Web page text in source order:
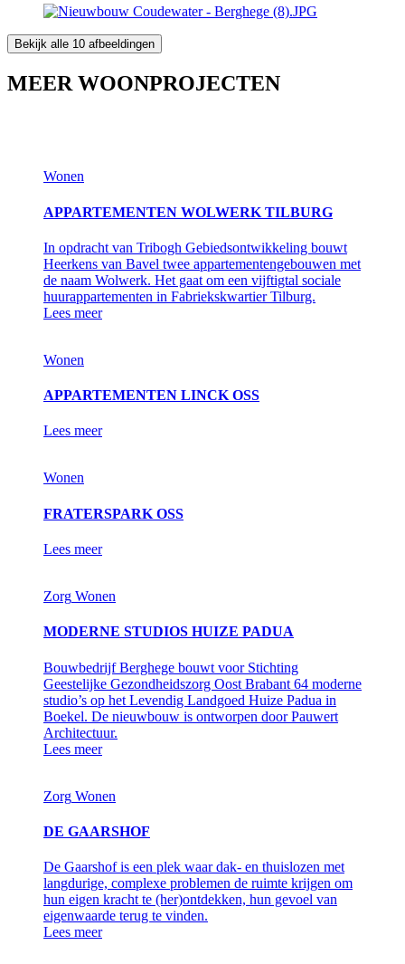
Bekijk alle 10 afbeeldingen
MEER WOONPROJECTEN
Wonen
APPARTEMENTEN WOLWERK TILBURG
In opdracht van Tribogh Gebiedsontwikkeling bouwt
Heerkens van Bavel twee appartementengebouwen met
de naam Wolwerk. Het gaat om een vijftigtal sociale
huurappartementen in Fabriekskwartier Tilburg.
Lees meer
Wonen
APPARTEMENTEN LINCK OSS
Lees meer
Wonen
FRATERSPARK OSS
Lees meer
Zorg Wonen
MODERNE STUDIOS HUIZE PADUA
Bouwbedrijf Berghege bouwt voor Stichting
Geestelijke Gezondheidszorg Oost Brabant 64 moderne
studio’s op het Levendig Landgoed Huize Padua in
Boekel. De nieuwbouw is ontworpen door Pauwert
Architectuur.
Lees meer
Zorg Wonen
DE GAARSHOF
De Gaarshof is een plek waar dak- en thuislozen met
langdurige, complexe problemen de ruimte krijgen om
hun eigen kracht te (her)ontdekken, hun gevoel van
eigenwaarde terug te vinden.
Lees meer